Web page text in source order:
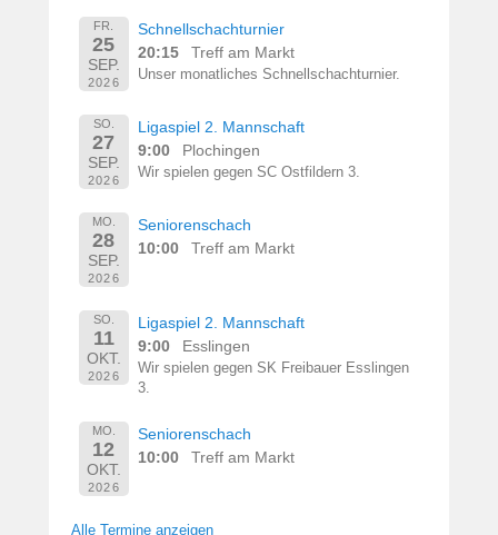
FR.
25
SEP.
2026
Schnellschachturnier
20:15
Treff am Markt
Unser monatliches Schnellschachturnier.
SO.
27
SEP.
2026
Ligaspiel 2. Mannschaft
9:00
Plochingen
Wir spielen gegen SC Ostfildern 3.
MO.
28
SEP.
2026
Seniorenschach
10:00
Treff am Markt
SO.
11
OKT.
2026
Ligaspiel 2. Mannschaft
9:00
Esslingen
Wir spielen gegen SK Freibauer Esslingen
3.
MO.
12
OKT.
2026
Seniorenschach
10:00
Treff am Markt
Alle Termine anzeigen